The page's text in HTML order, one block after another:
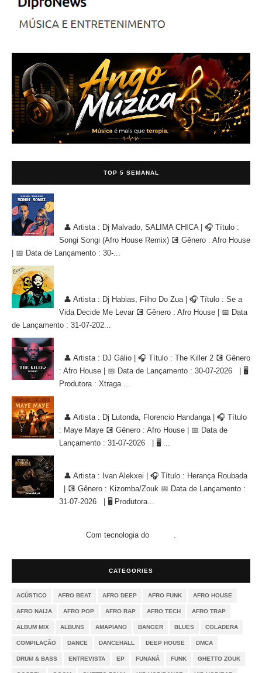
TOP 5 SEMANAL
👤 Artista : Dj Malvado, SALIMA CHICA | 🎧 Título :
Songi Songi (Afro House Remix) 💽 Gênero : Afro House
| 📅 Data de Lançamento : 30-...
👤 Artista : Dj Habias, Filho Do Zua | 🎧 Título : Se a
Vida Decide Me Levar 💽 Gênero : Afro House | 📅 Data
de Lançamento : 31-07-202...
👤 Artista : DJ Gálio | 🎧 Título : The Killer 2 💽 Gênero
: Afro House | 📅 Data de Lançamento : 30-07-2026 | 🖥
Produtora : Xtraga ...
👤 Artista : Dj Lutonda, Florencio Handanga | 🎧 Título
: Maye Maye 💽 Gênero : Afro House | 📅 Data de
Lançamento : 31-07-2026 | 🖥 ...
👤 Artista : Ivan Alekxei | 🎧 Título : Herança Roubada
| 💽 Gênero : Kizomba/Zouk 📅 Data de Lançamento :
31-07-2026 | 🖥 Produtora...
Com tecnologia do .
CATEGORIES
ACÚSTICO AFRO BEAT AFRO DEEP AFRO FUNK AFRO HOUSE
AFRO NAIJA AFRO POP AFRO RAP AFRO TECH AFRO TRAP
ALBUM MIX ALBUNS AMAPIANO BANGER BLUES COLADERA
COMPILAÇÃO DANCE DANCEHALL DEEP HOUSE DMCA
DRUM & BASS ENTREVISTA EP FUNANÁ FUNK GHETTO ZOUK